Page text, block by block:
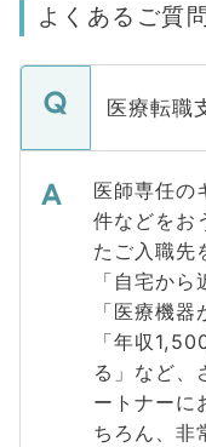
よくあるご質
医療転職
医師専任の
件などをお
たご入職先
「自宅か
「医療機
「年収
る」など、
ートナーに
ちろん、非